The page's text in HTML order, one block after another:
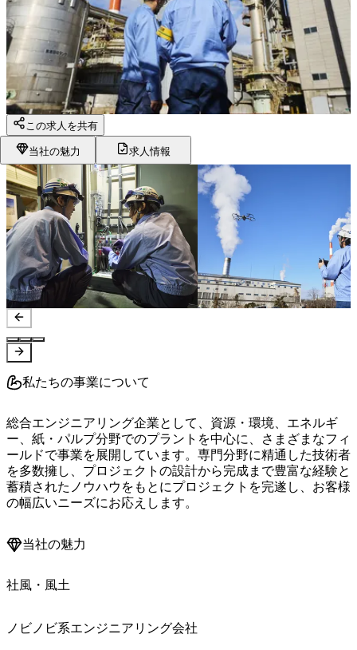
この求人を共有
当社の魅力 求人情報
私たちの事業について
総合エンジニアリング企業として、資源・環境、エネルギ
ー、紙・パルプ分野でのプラントを中心に、さまざまなフィ
ールドで事業を展開しています。専門分野に精通した技術者
を多数擁し、プロジェクトの設計から完成まで豊富な経験と
蓄積されたノウハウをもとにプロジェクトを完遂し、お客様
の幅広いニーズにお応えします。
当社の魅力
社風・風土
ノビノビ系エンジニアリング会社